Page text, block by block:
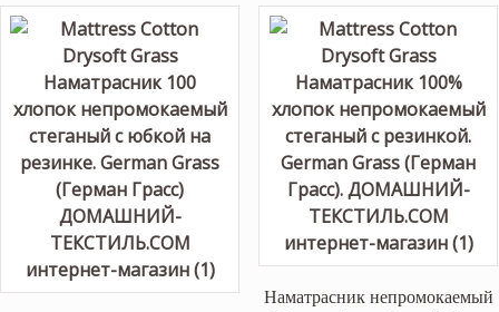
Наматрасник непромокаемый